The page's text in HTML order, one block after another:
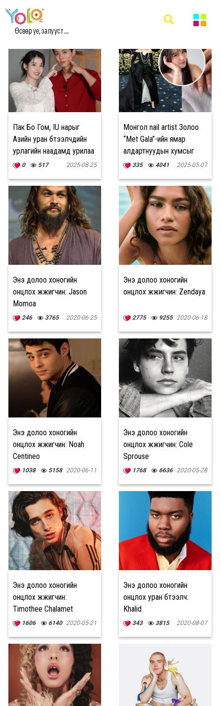
Өсвөр үе, залууст ...
#ARTIST МЭДЭЭ
Пак Бо Гом, IU нарыг
Азийн уран бүтээлчдийн
урлагийн наадамд урилаа
0 517 2025-08-25
Монгол nail artist Золоо
“Met Gala”-ийн ямар
алдартнуудын хумсыг
урлав?
335 4041 2025-05-07
Энэ долоо хоногийн
онцлох жүжигчин: Jason
Momoa
246 3765 2020-06-25
Энэ долоо хоногийн
онцлох жүжигчин: Zendaya
2775 9255 2020-06-18
Энэ долоо хоногийн
онцлох жүжигчин: Noah
Centineo
1038 5158 2020-06-11
Энэ долоо хоногийн
онцлох жүжигчин: Cole
Sprouse
1768 6636 2020-05-28
Энэ долоо хоногийн
онцлох жүжигчин:
Timothee Chalamet
1606 6140 2020-05-21
Энэ долоо хоногийн
онцлох уран бүтээлч:
Khalid
343 3815 2020-08-07